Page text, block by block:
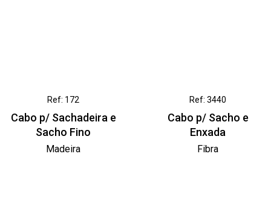
Ref: 172
Cabo p/ Sachadeira e
Sacho Fino
Madeira
Ref: 3440
Cabo p/ Sacho e
Enxada
Fibra